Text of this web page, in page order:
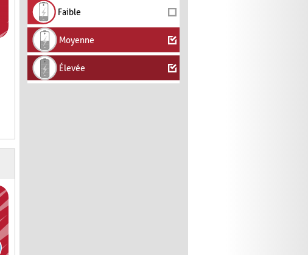
Faible
Moyenne
Élevée